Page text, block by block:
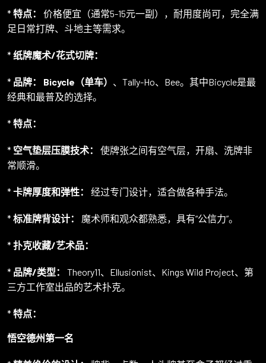
*特点：
价格便宜（通常5-15元一副），耐用度尚可，完全满
足日常打牌、斗地主等需求。
*纸牌魔术/花式切牌：
* 品牌： Bicycle（单车） 、Tally-Ho、Bee。其中Bicycle是最
经典和最普及的选择。
*特点：
* 空气垫层压膜技术：
使牌张之间有空气层，开扇、洗牌非
常顺滑。
*卡牌厚度和弹性： 经过专门设计，适合做各种手法。
*标准牌背设计： 魔术师和观众都熟悉，具有“公信力”。
*扑克收藏/艺术品：
* 品牌/类型：
Theory11、Ellusionist、Kings Wild Project、第
三方工作室出品的艺术扑克。
*特点：
悟空德州第一名